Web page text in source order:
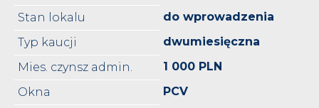
Stan lokalu
do wprowadzenia
Typ kaucji
dwumiesięczna
Mies. czynsz admin.
1 000 PLN
Okna
PCV